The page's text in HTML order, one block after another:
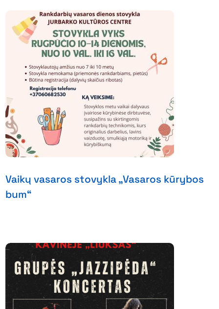
Vaikų vasaros stovykla „Vasaros kūrybos
bum“